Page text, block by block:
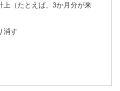
上（たとえば、3か月分が来
消す